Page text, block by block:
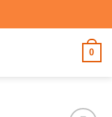
0